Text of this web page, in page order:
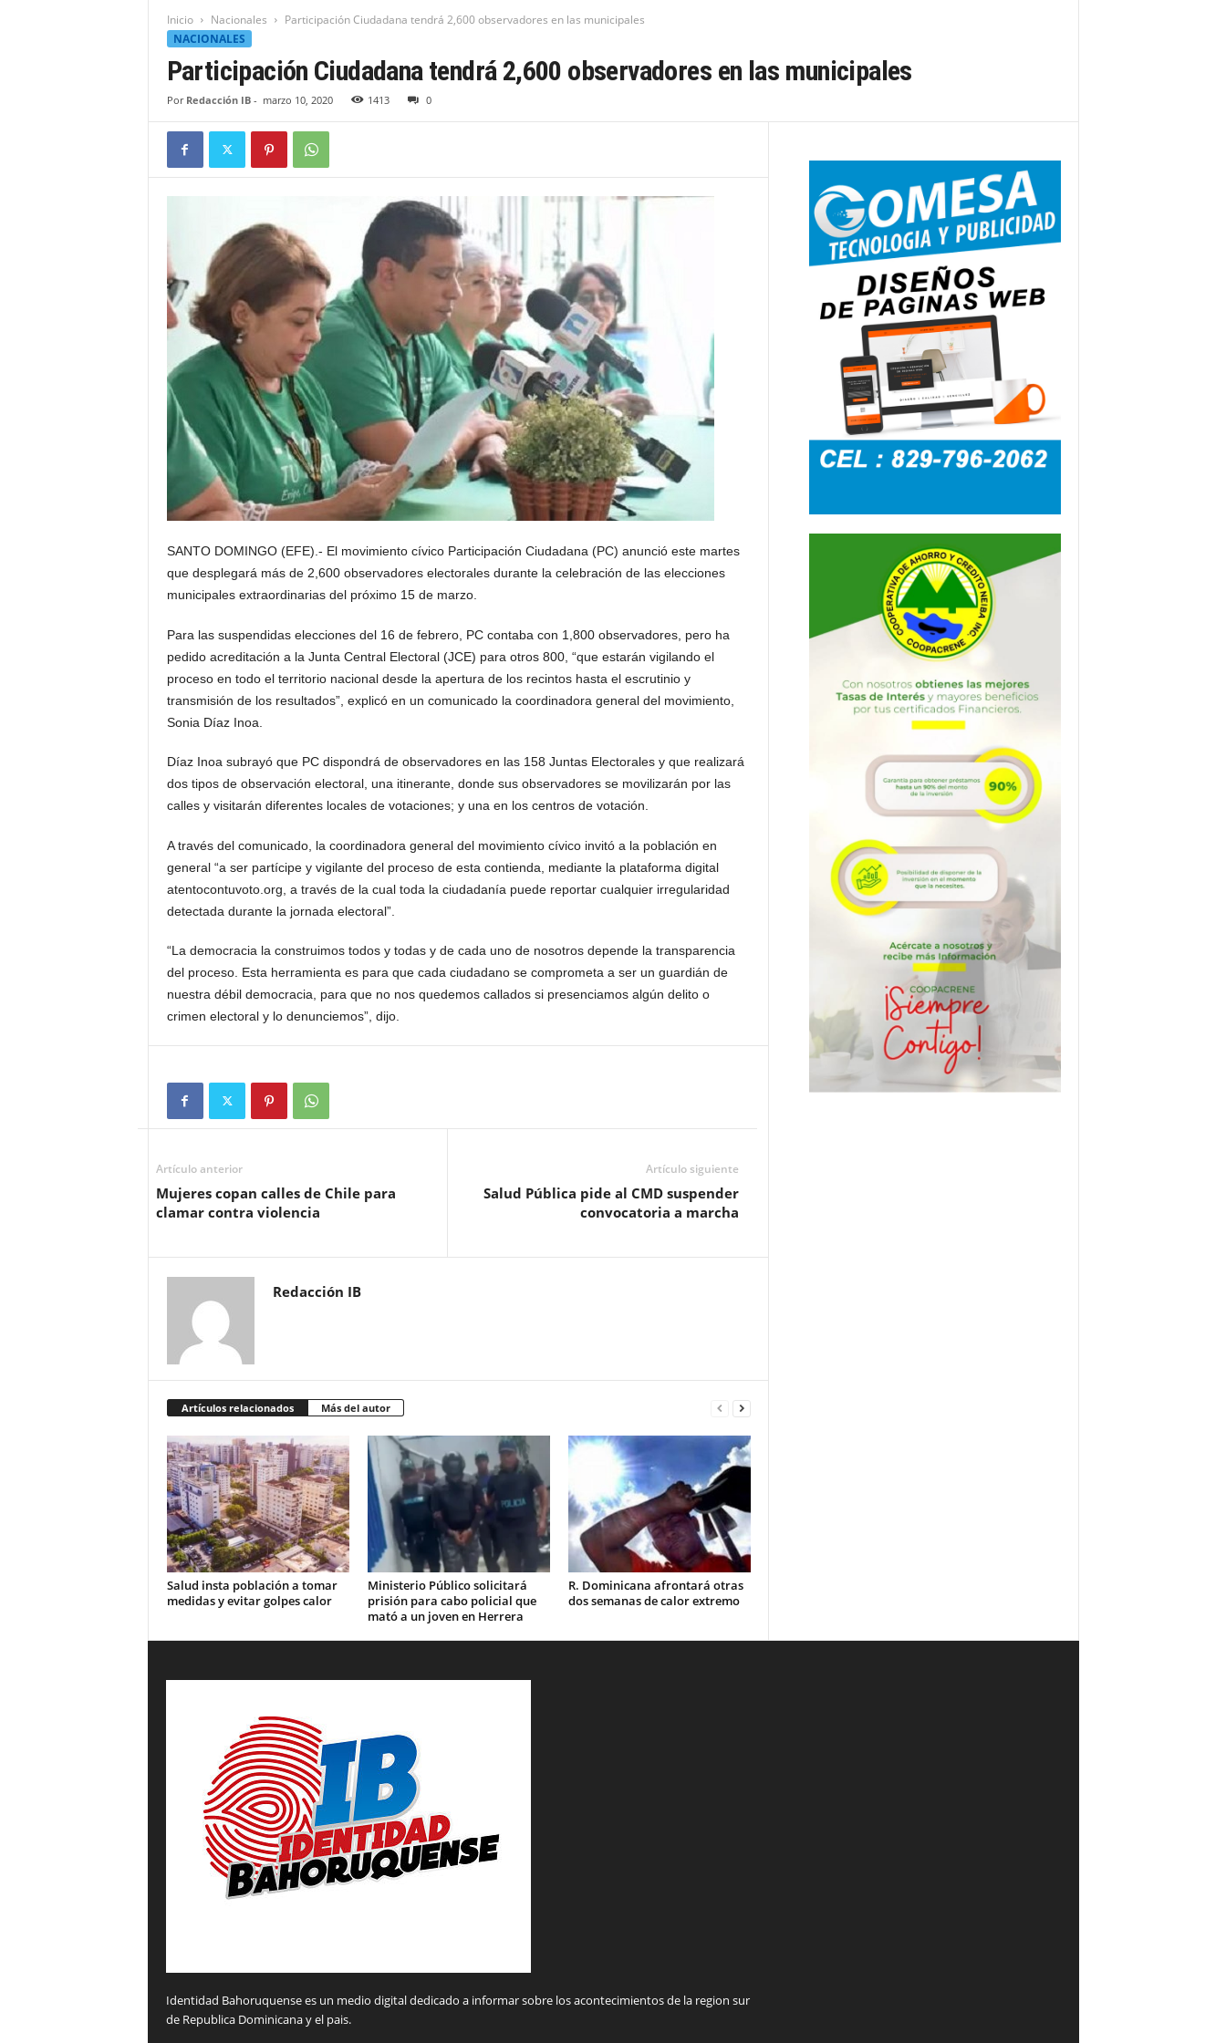
Inicio Nacionales
Participación Ciudadana tendrá 2,600 observadores en las municipales
NACIONALES
Participación Ciudadana tendrá 2,600 observadores en las municipales
Por Redacción IB- marzo 10, 2020 1413 0
SANTO DOMINGO (EFE).- El movimiento cívico Participación Ciudadana (PC) anunció este martes
que desplegará más de 2,600 observadores electorales durante la celebración de las elecciones
municipales extraordinarias del próximo 15 de marzo.
Para las suspendidas elecciones del 16 de febrero, PC contaba con 1,800 observadores, pero ha
pedido acreditación a la Junta Central Electoral (JCE) para otros 800, “que estarán vigilando el
proceso en todo el territorio nacional desde la apertura de los recintos hasta el escrutinio y
transmisión de los resultados”, explicó en un comunicado la coordinadora general del movimiento,
Sonia Díaz Inoa.
Díaz Inoa subrayó que PC dispondrá de observadores en las 158 Juntas Electorales y que realizará
dos tipos de observación electoral, una itinerante, donde sus observadores se movilizarán por las
calles y visitarán diferentes locales de votaciones; y una en los centros de votación.
A través del comunicado, la coordinadora general del movimiento cívico invitó a la población en
general “a ser partícipe y vigilante del proceso de esta contienda, mediante la plataforma digital
atentocontuvoto.org, a través de la cual toda la ciudadanía puede reportar cualquier irregularidad
detectada durante la jornada electoral”.
“La democracia la construimos todos y todas y de cada uno de nosotros depende la transparencia
del proceso. Esta herramienta es para que cada ciudadano se comprometa a ser un guardián de
nuestra débil democracia, para que no nos quedemos callados si presenciamos algún delito o
crimen electoral y lo denunciemos”, dijo.
Artículo anterior
Mujeres copan calles de Chile para
clamar contra violencia
Artículo siguiente
Salud Pública pide al CMD suspender
convocatoria a marcha
Redacción IB
Artículos relacionados Más del autor
Salud insta población a tomar
medidas y evitar golpes calor
Ministerio Público solicitará
prisión para cabo policial que
mató a un joven en Herrera
R. Dominicana afrontará otras
dos semanas de calor extremo
Identidad Bahoruquense es un medio digital dedicado a informar sobre los acontecimientos de la region sur
de Republica Dominicana y el pais.